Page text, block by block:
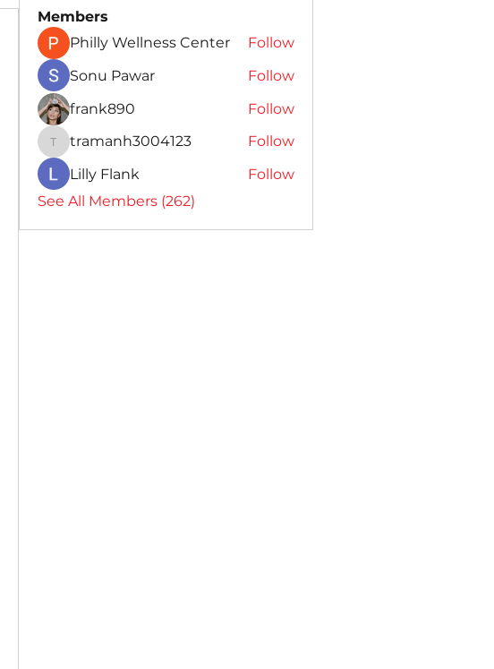
Members
Philly Wellness Center
Follow
Sonu Pawar
Follow
frank890
Follow
tramanh3004123
tramanh3004123
Follow
Lilly Flank
Follow
See All Members (262)